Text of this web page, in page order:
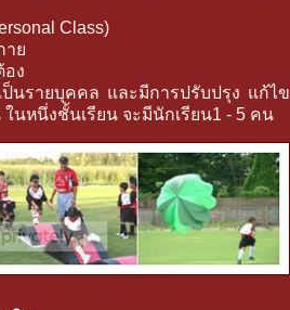
Class)
าย
อง
ป็นรายบุคคล และมีการปรับปรุง แก้ไข
นหนึ่งชั้นเรียน จะมีนักเรียน1 - 5 คน